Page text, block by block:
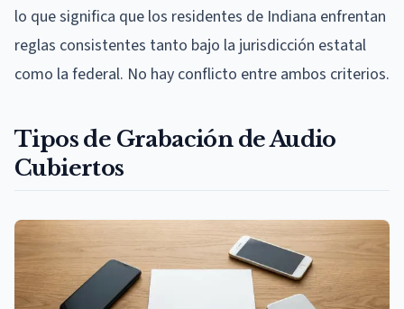
lo que significa que los residentes de Indiana enfrentan
reglas consistentes tanto bajo la jurisdicción estatal
como la federal. No hay conflicto entre ambos criterios.
Tipos de Grabación de Audio
Cubiertos